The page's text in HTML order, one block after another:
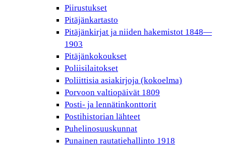
Piirustukset
Pitäjänkartasto
Pitäjänkirjat ja niiden hakemistot 1848—
1903
Pitäjänkokoukset
Poliisilaitokset
Poliittisia asiakirjoja (kokoelma)
Porvoon valtiopäivät 1809
Posti- ja lennätinkonttorit
Postihistorian lähteet
Puhelinosuuskunnat
Punainen rautatiehallinto 1918